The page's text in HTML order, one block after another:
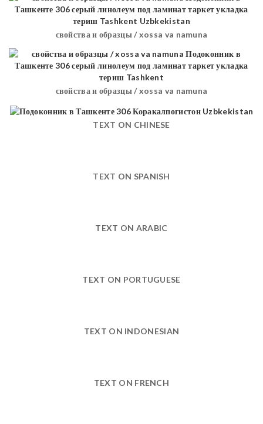
свойства и образцы / xossa va namuna
свойства и образцы / xossa va namuna
TEXT ON CHINESE
TEXT ON SPANISH
TEXT ON ARABIC
TEXT ON PORTUGUESE
TEXT ON INDONESIAN
TEXT ON FRENCH